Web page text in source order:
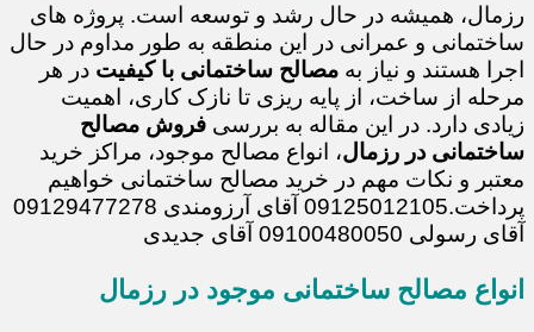
رزمال، همیشه در حال رشد و توسعه است. پروژه های
ساختمانی و عمرانی در این منطقه به طور مداوم در حال
اجرا هستند و نیاز به مصالح ساختمانی با کیفیت در هر
مرحله از ساخت، از پایه ریزی تا نازک کاری، اهمیت
زیادی دارد. در این مقاله به بررسی فروش مصالح
ساختمانی در رزمال، انواع مصالح موجود، مراکز خرید
معتبر و نکات مهم در خرید مصالح ساختمانی خواهیم
پرداخت.09125012105 آقای آرزومندی 09129477278
آقای رسولی 09100480050 آقای جدیدی
انواع مصالح ساختمانی موجود در رزمال